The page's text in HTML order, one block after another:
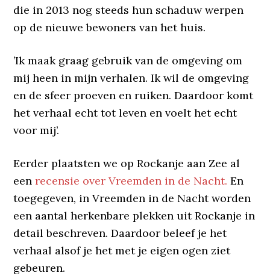
die in 2013 nog steeds hun schaduw werpen
op de nieuwe bewoners van het huis.
’Ik maak graag gebruik van de omgeving om
mij heen in mijn verhalen. Ik wil de omgeving
en de sfeer proeven en ruiken. Daardoor komt
het verhaal echt tot leven en voelt het echt
voor mij’.
Eerder plaatsten we op Rockanje aan Zee al
eenrecensie over Vreemden in de Nacht. En
toegegeven, in Vreemden in de Nacht worden
een aantal herkenbare plekken uit Rockanje in
detail beschreven. Daardoor beleef je het
verhaal alsof je het met je eigen ogen ziet
gebeuren.